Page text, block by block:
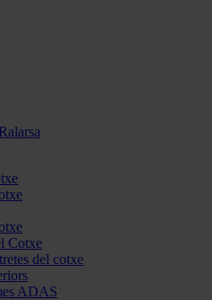
Cotxe
del cotxe
ADAS